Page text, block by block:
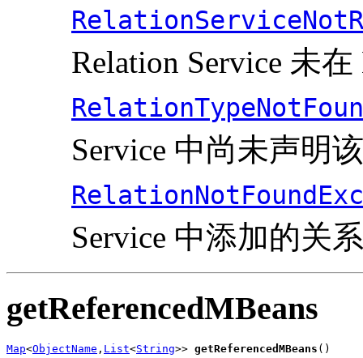
Relation Service 未
Service 中尚未声明
Service 中添加的关
getReferencedMBeans
Map<ObjectName , List<String>> getReferencedMBeans ()